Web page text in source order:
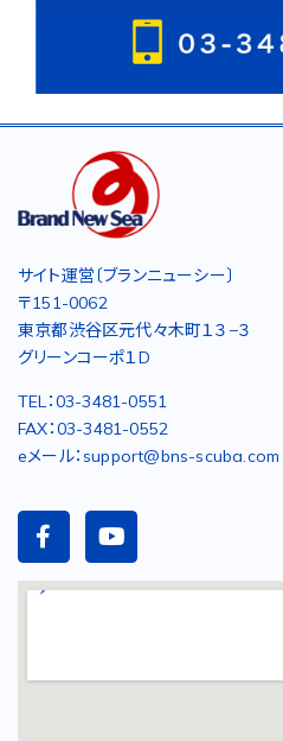
サイト運営〔ブランニューシー〕
〒151-0062
東京都渋谷区元代々木町１３−３
グリーンコーポ１D
TEL：03-3481-0551
FAX：03-3481-0552
eメール：support@bns-scuba.com